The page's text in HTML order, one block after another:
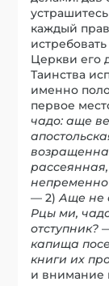
каждый
Церкви его
Таинства
именно
первое
чадо: аще
— 2)Аще не
Рцы ми,
отступник?
капища
книги их
и внимание